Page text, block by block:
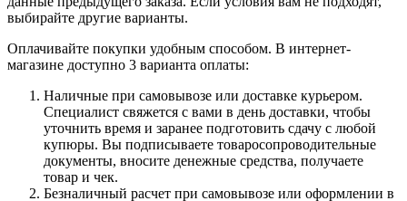
выбирайте другие варианты.
Оплачивайте покупки удобным способом. В интернет-
магазине доступно 3 варианта оплаты:
Наличные при самовывозе или доставке курьером.
Специалист свяжется с вами в день доставки, чтобы
уточнить время и заранее подготовить сдачу с любой
купюры. Вы подписываете товаросопроводительные
документы, вносите денежные средства, получаете
товар и чек.
Безналичный расчет при самовывозе или оформлении в